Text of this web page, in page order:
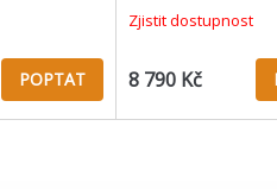
POPTAT
Zjistit dostupnost
8 790 Kč